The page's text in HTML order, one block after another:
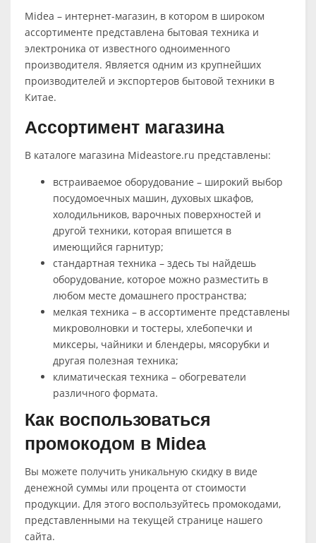
Midea – интернет-магазин, в котором в широком
ассортименте представлена бытовая техника и
электроника от известного одноименного
производителя. Является одним из крупнейших
производителей и экспортеров бытовой техники в
Китае.
Ассортимент магазина
В каталоге магазина Mideastore.ru представлены:
встраиваемое оборудование – широкий выбор
посудомоечных машин, духовых шкафов,
холодильников, варочных поверхностей и
другой техники, которая впишется в
имеющийся гарнитур;
стандартная техника – здесь ты найдешь
оборудование, которое можно разместить в
любом месте домашнего пространства;
мелкая техника – в ассортименте представлены
микроволновки и тостеры, хлебопечки и
миксеры, чайники и блендеры, мясорубки и
другая полезная техника;
климатическая техника – обогреватели
различного формата.
Как воспользоваться
промокодом в Midea
Вы можете получить уникальную скидку в виде
денежной суммы или процента от стоимости
продукции. Для этого воспользуйтесь промокодами,
представленными на текущей странице нашего
сайта.